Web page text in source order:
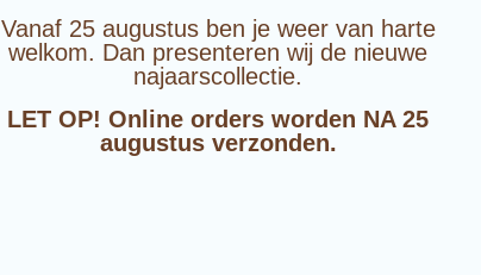
Vanaf 25 augustus ben je weer van harte
welkom. Dan presenteren wij de nieuwe
najaarscollectie.
LET OP! Online orders worden NA 25
augustus verzonden.